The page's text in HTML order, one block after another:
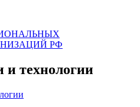
и технологии